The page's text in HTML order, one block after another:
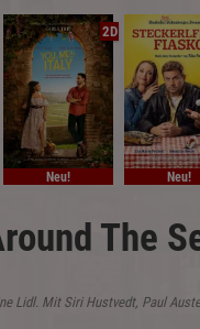
2D
Neu! Neu!
The
Lidl. Mit Siri Hustvedt, Paul